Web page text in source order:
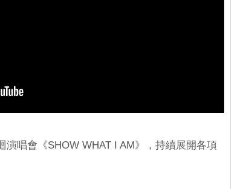
演唱會《SHOW WHAT I AM》，持續展開各項